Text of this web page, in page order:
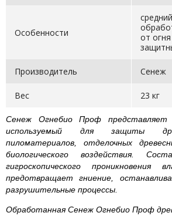
Особенности
от
Производитель Сенеж
Вес 23 кг
Сенеж Огнебио Проф представляет
используемый для защиты
пиломатериалов, отделочных
биологического воздействия.
гигроскопического проникновения
предотвращает гниение,
разрушительные процессы.
Обработанная Сенеж Огнебио Проф